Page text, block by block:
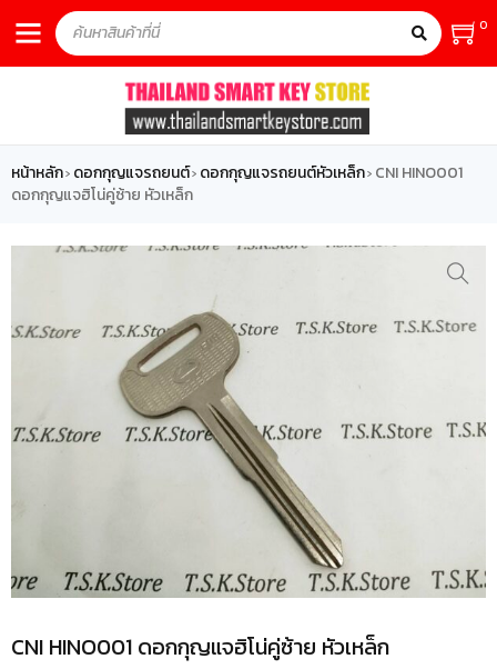
0
หน้าหลัก› ดอกกุญแจรถยนต์› ดอกกุญแจรถยนต์หัวเหล็ก› CNI HINO001
ดอกกุญแจฮิโน่คู่ซ้าย หัวเหล็ก
CNI HINO001 ดอกกุญแจฮิโน่คู่ซ้าย หัวเหล็ก